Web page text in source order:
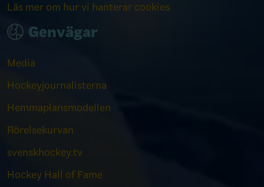
Läs mer om hur vi hanterar cookies
Genvägar
Media
Hockeyjournalisterna
Hemmaplansmodellen
Rörelsekurvan
svenskhockey.tv
Hockey Hall of Fame